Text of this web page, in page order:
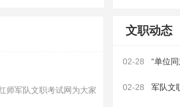
师军队文职考试网为大家
文职动态
02-28
02-28